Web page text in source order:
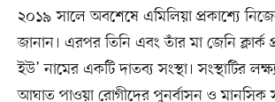
২০১৯ সালে অবশেষে এমিলিয়া প্রকাশ্যে
জানান। এরপর তিনি এবং তাঁর মা জেনি ক্লার্ক
ইউ’ নামের একটি দাতব্য সংস্থা। সংস্থাটির
আঘাত পাওয়া রোগীদের পুনর্বাসন ও মানসিক